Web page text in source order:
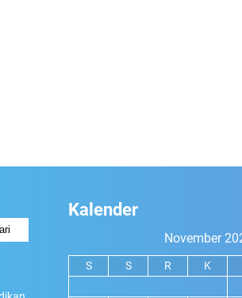
Kalender
November
S S R K